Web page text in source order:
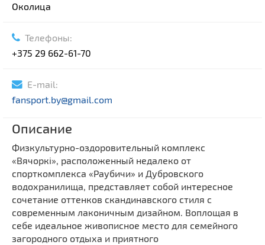
Околица
Телефоны:
+375 29 662-61-70
E-mail:
fansport.by@gmail.com
Описание
Физкультурно-оздоровительный комплекс
«Вячоркi», расположенный недалеко от
спорткомплекса «Раубичи» и Дубровского
водохранилища, представляет собой интересное
сочетание оттенков скандинавского стиля с
современным лаконичным дизайном. Воплощая в
себе идеальное живописное место для семейного
загородного отдыха и приятного